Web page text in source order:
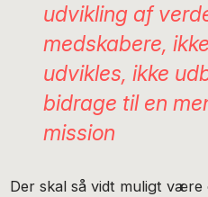
udvikling af
medskabere,
udvikles, ikke
bidrage til en
mission
Der skal så vidt muligt